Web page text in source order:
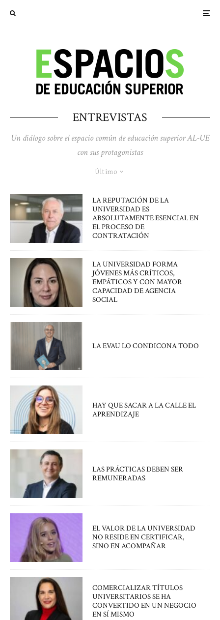
ENTREVISTAS
Un diálogo sobre el espacio común de educación superior AL-UE
con sus protagonistas
Último
LA REPUTACIÓN DE LA
UNIVERSIDAD ES
ABSOLUTAMENTE ESENCIAL EN
EL PROCESO DE
CONTRATACIÓN
LA UNIVERSIDAD FORMA
JÓVENES MÁS CRÍTICOS,
EMPÁTICOS Y CON MAYOR
CAPACIDAD DE AGENCIA
SOCIAL
LA EVAU LO CONDICONA TODO
HAY QUE SACAR A LA CALLE EL
APRENDIZAJE
LAS PRÁCTICAS DEBEN SER
REMUNERADAS
EL VALOR DE LA UNIVERSIDAD
NO RESIDE EN CERTIFICAR,
SINO EN ACOMPAÑAR
COMERCIALIZAR TÍTULOS
UNIVERSITARIOS SE HA
CONVERTIDO EN UN NEGOCIO
EN SÍ MISMO